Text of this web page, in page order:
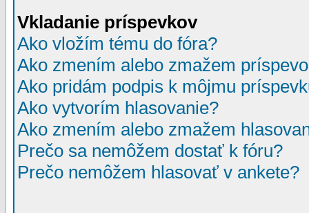
Vkladanie príspevkov
Ako vložím tému do fóra?
Ako zmením alebo zmažem
Ako pridám podpis k môjmu
Ako vytvorím hlasovanie?
Ako zmením alebo zmažem
Prečo sa nemôžem dostať k fóru?
Prečo nemôžem hlasovať v ankete?